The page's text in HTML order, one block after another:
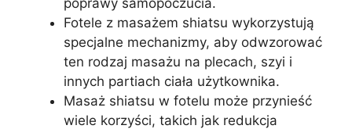
poprawy samopoczucia.
Fotele z masażem shiatsu wykorzystują
specjalne mechanizmy, aby odwzorować
ten rodzaj masażu na plecach, szyi i
innych partiach ciała użytkownika.
Masaż shiatsu w fotelu może przynieść
wiele korzyści, takich jak redukcja